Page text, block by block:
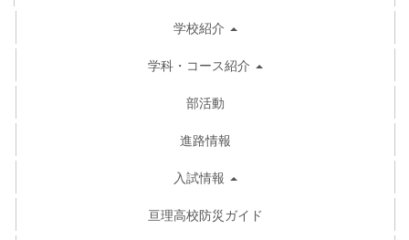
学校紹介
学科・コース紹介
部活動
進路情報
入試情報
亘理高校防災ガイド